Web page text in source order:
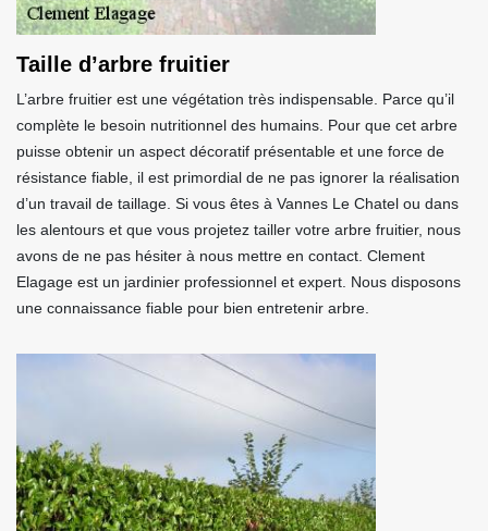
Taille d’arbre fruitier
L’arbre fruitier est une végétation très indispensable. Parce qu’il
complète le besoin nutritionnel des humains. Pour que cet arbre
puisse obtenir un aspect décoratif présentable et une force de
résistance fiable, il est primordial de ne pas ignorer la réalisation
d’un travail de taillage. Si vous êtes à Vannes Le Chatel ou dans
les alentours et que vous projetez tailler votre arbre fruitier, nous
avons de ne pas hésiter à nous mettre en contact. Clement
Elagage est un jardinier professionnel et expert. Nous disposons
une connaissance fiable pour bien entretenir arbre.